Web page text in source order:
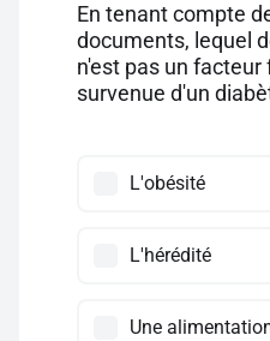
En tenant compte
documents, lequel
n'est pas un facteur
survenue d'un
L'obésité
L'hérédité
Une